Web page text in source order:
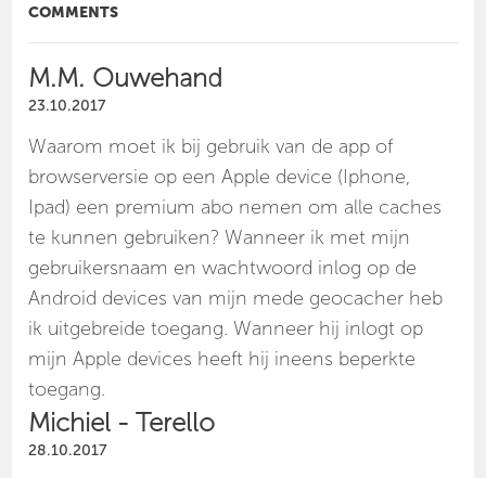
COMMENTS
M.M. Ouwehand
23.10.2017
Waarom moet ik bij gebruik van de app of
browserversie op een Apple device (Iphone,
Ipad) een premium abo nemen om alle caches
te kunnen gebruiken? Wanneer ik met mijn
gebruikersnaam en wachtwoord inlog op de
Android devices van mijn mede geocacher heb
ik uitgebreide toegang. Wanneer hij inlogt op
mijn Apple devices heeft hij ineens beperkte
toegang.
Michiel - Terello
28.10.2017